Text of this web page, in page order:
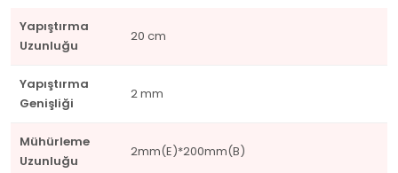
Yapıştırma
Uzunluğu
20 cm
Yapıştırma
Genişliği
2 mm
Mühürleme
Uzunluğu
2mm(E)*200mm(B)